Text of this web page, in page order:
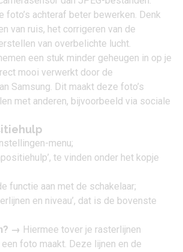
foto’s achteraf beter bewerken. Denk
van ruis, het corrigeren van de
van overbelichte lucht.
een stuk minder geheugen in op je
mooi verwerkt door de
Samsung. Dit maakt deze foto’s
met anderen, bijvoorbeeld via sociale
menu;
te vinden onder het kopje
functie aan met de schakelaar;
en niveau’, dat is de bovenste
→ Hiermee tover je rasterlijnen
foto maakt. Deze lijnen en de